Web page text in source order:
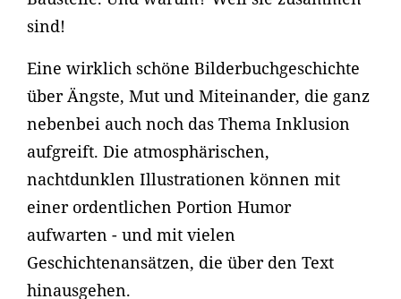
sind!
Eine wirklich schöne Bilderbuchgeschichte
über Ängste, Mut und Miteinander, die ganz
nebenbei auch noch das Thema Inklusion
aufgreift. Die atmosphärischen,
nachtdunklen Illustrationen können mit
einer ordentlichen Portion Humor
aufwarten - und mit vielen
Geschichtenansätzen, die über den Text
hinausgehen.